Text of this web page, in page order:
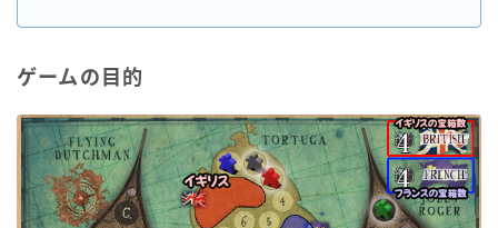
ゲームの目的